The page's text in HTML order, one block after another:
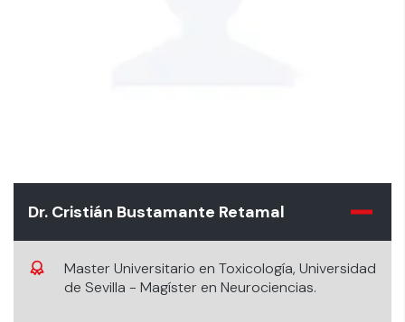
Dr. Cristián Bustamante Retamal
Master Universitario en Toxicología, Universidad
de Sevilla - Magíster en Neurociencias.